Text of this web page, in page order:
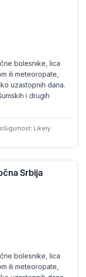
bolesnike, lica
ili meteoropate,
uzastopnih dana.
i drugih
Sigurnost: Likely
Srbija
bolesnike, lica
ili meteoropate,